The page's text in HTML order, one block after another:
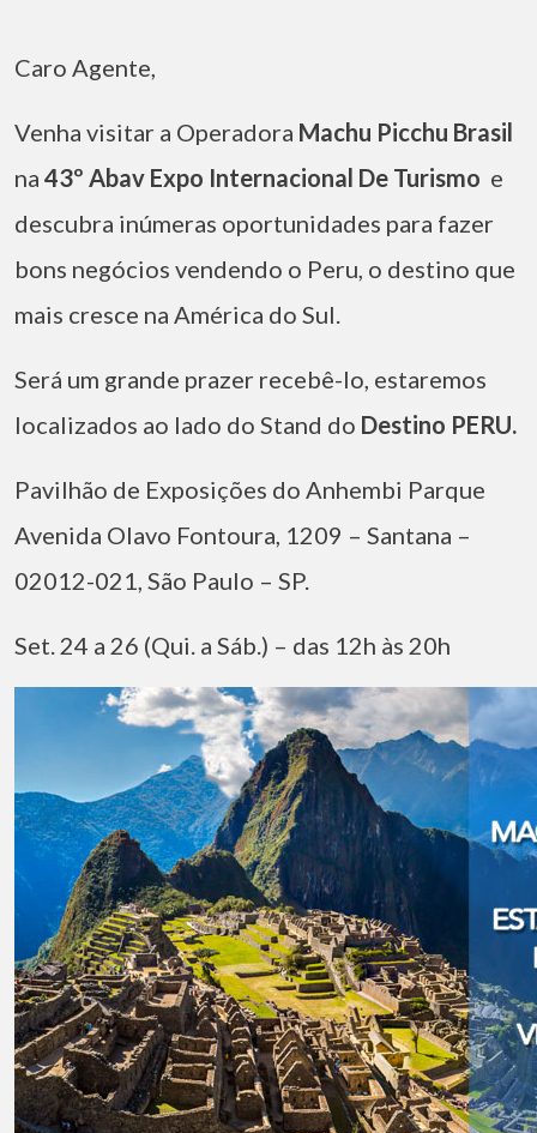
Caro Agente,
Venha visitar a Operadora Machu Picchu Brasil
na 43º Abav Expo Internacional De Turismo e
descubra inúmeras oportunidades para fazer
bons negócios vendendo o Peru, o destino que
mais cresce na América do Sul.
Será um grande prazer recebê-lo, estaremos
localizados ao lado do Stand do Destino PERU.
Pavilhão de Exposições do Anhembi Parque
Avenida Olavo Fontoura, 1209 – Santana –
02012-021, São Paulo – SP.
Set. 24 a 26 (Qui. a Sáb.) – das 12h às 20h